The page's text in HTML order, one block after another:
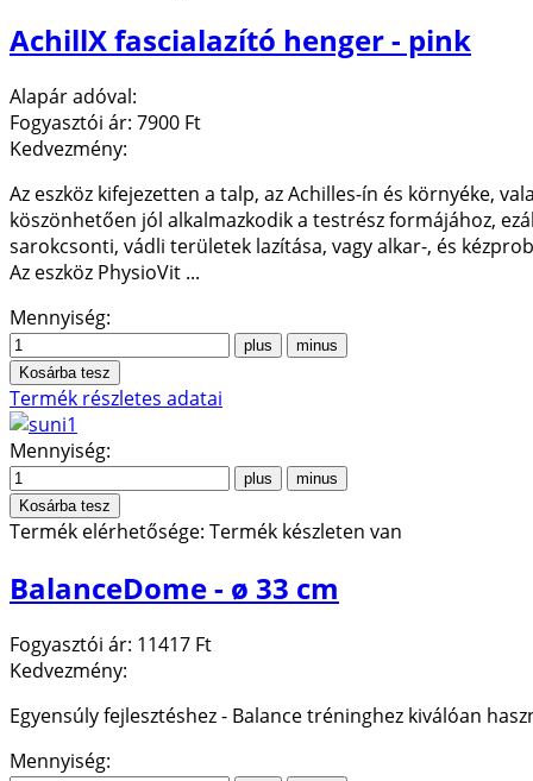
AchillX fascialazító henger - pink
Alapár adóval:
Fogyasztói ár: 7900 Ft
Kedvezmény:
Az eszköz kifejezetten a talp, az Achilles-ín és környéke,
köszönhetően jól alkalmazkodik a testrész formájához,
sarokcsonti, vádli területek lazítása, vagy alkar-, és
Az eszköz PhysioVit ...
Mennyiség:
Termék részletes adatai
Mennyiség:
Termék elérhetősége: Termék készleten van
BalanceDome - ø 33 cm
Fogyasztói ár: 11417 Ft
Kedvezmény:
Egyensúly fejlesztéshez - Balance tréninghez kiválóan
Mennyiség: